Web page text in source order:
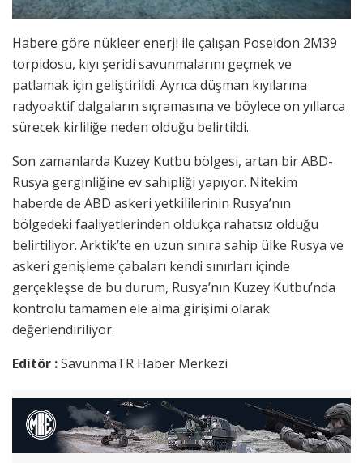
Habere göre nükleer enerji ile çalışan Poseidon 2M39
torpidosu, kıyı şeridi savunmalarını geçmek ve
patlamak için geliştirildi. Ayrıca düşman kıyılarına
radyoaktif dalgaların sıçramasına ve böylece on yıllarca
sürecek kirliliğe neden olduğu belirtildi.
Son zamanlarda Kuzey Kutbu bölgesi, artan bir ABD-
Rusya gerginliğine ev sahipliği yapıyor. Nitekim
haberde de ABD askeri yetkililerinin Rusya’nın
bölgedeki faaliyetlerinden oldukça rahatsız olduğu
belirtiliyor. Arktik’te en uzun sınıra sahip ülke Rusya ve
askeri genişleme çabaları kendi sınırları içinde
gerçekleşse de bu durum, Rusya’nın Kuzey Kutbu’nda
kontrolü tamamen ele alma girişimi olarak
değerlendiriliyor.
Editör :SavunmaTR Haber Merkezi